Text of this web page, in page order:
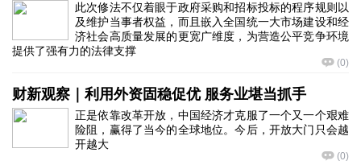
此次修法不仅着眼于政府采购和招标投标的程序规则以
及维护当事者权益，而且嵌入全国统一大市场建设和经
济社会高质量发展的更宽广维度，为营造公平竞争环境
提供了强有力的法律支撑
(0)
财新观察｜利用外资固稳促优 服务业堪当抓手
正是依靠改革开放，中国经济才克服了一个又一个艰难
险阻，赢得了当今的全球地位。今后，开放大门只会越
开越大
(0)